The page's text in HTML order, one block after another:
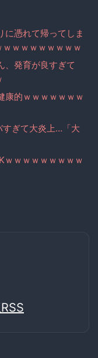
に憑れて帰ってしま
ｗｗｗｗｗｗｗｗ
、発育が良すぎて
康的ｗｗｗｗｗｗｗ
すぎて大炎上…「大
ｗｗｗｗｗｗｗｗｗ